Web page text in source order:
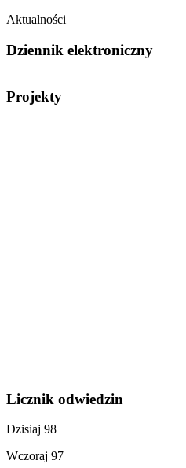
Aktualności
Dziennik elektroniczny
Projekty
Licznik odwiedzin
Dzisiaj 98
Wczoraj 97